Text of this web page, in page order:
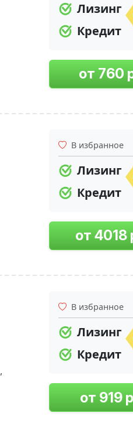
Лизинг
Кредит
В избранное
Лизинг
Кредит
В избранное
Лизинг
Кредит